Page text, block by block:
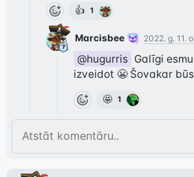
👍 1
Marcisbee 2022. g. 11.
@hugurris Galīgi
izveidot 😬 Šovakar
🤩 1